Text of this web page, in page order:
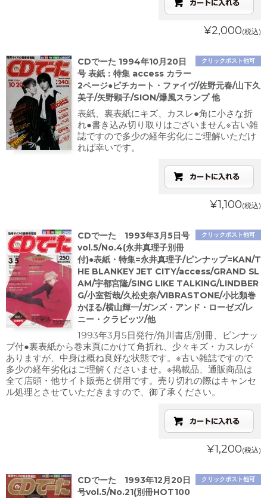
¥2,000(税込)
クリックポスト他可
CDでーた 1994年10月20日
号 表紙：特集 access カラー
2ページ●ピチカート・ファイヴ/佐野元春/山下久
美子/矢野顕子/SION/爆風スランプ 他
表紙、裏表紙にキズ、カスレ●角に小さな折
れ●書き込み切り取りはございません※古い雑
誌ですので多少の経年劣化にご理解いただけ
れば幸いです。
¥1,100(税込)
クリックポスト他可
CDでーた 1993年3月5日号
vol.5/No.4(永井真理子別冊
付)●表紙・特集=永井真理子/ピンナップ=KAN/T
HE BLANKEY JET CITY/access/GRAND SL
AM/宇都宮隆/SING LIKE TALKING/LINDBER
G/小室哲哉/久松史奈/VIBRASTONE/小比類巻
かほる/横山輝一/ガンズ・アンド・ローゼズ/レ
ニー・クラビッツ/他
1993年3月5日発行/角川書店/別冊、ピンナッ
プ付●裏表紙から巻末頁にかけて角折れ、少々キズ・カスレが
ありますが、中身は概ね良好な状態です。※古い雑誌ですので
多少の経年劣化はご理解くださいませ。※掲載品、通販商品は
全て店頭・他サイト販売と併用です。売り切れの際はキャンセ
ル処理とさせていただきますので、御了承ください。
¥1,200(税込)
クリックポスト他可
CDでーた 1993年12月20日
号vol.5/No.21(別冊HOT100